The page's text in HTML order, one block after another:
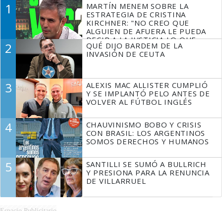
1
MARTÍN MENEM SOBRE LA
ESTRATEGIA DE CRISTINA
KIRCHNER: "NO CREO QUE
ALGUIEN DE AFUERA LE PUEDA
DECIR A LA JUSTICIA LO QUE
TIENE QUE HACER"
2
QUÉ DIJO BARDEM DE LA
INVASIÓN DE CEUTA
3
ALEXIS MAC ALLISTER CUMPLIÓ
Y SE IMPLANTÓ PELO ANTES DE
VOLVER AL FÚTBOL INGLÉS
4
CHAUVINISMO BOBO Y CRISIS
CON BRASIL: LOS ARGENTINOS
SOMOS DERECHOS Y HUMANOS
5
SANTILLI SE SUMÓ A BULLRICH
Y PRESIONA PARA LA RENUNCIA
DE VILLARRUEL